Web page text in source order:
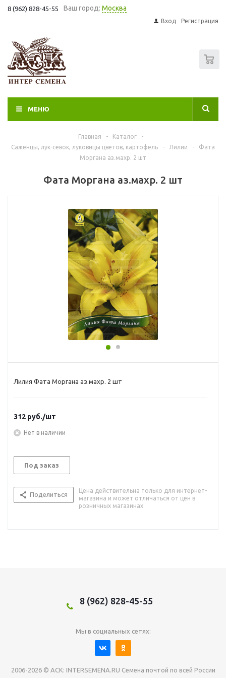
8 (962) 828-45-55 Ваш город: Москва
Вход Регистрация
МЕНЮ
Главная - Каталог
-
Саженцы, лук-севок, луковицы цветов, картофель
- Лилии -
Фата
Моргана аз.махр. 2 шт
Фата Моргана аз.махр. 2 шт
Лилия Фата Моргана аз.махр. 2 шт
312 руб./шт
Нет в наличии
Под заказ
Поделиться
Цена действительна только для интернет-
магазина и может отличаться от цен в
розничных магазинах
8 (962) 828-45-55
Мы в социальных сетях:
2006-2026 © АСК: INTERSEMENA.RU Семена почтой по всей России